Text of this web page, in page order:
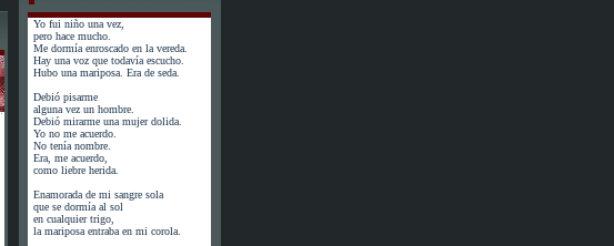
Yo fui niño una vez,
pero hace mucho.
Me dormía enroscado en la vereda.
Hay una voz que todavía escucho.
Hubo una mariposa. Era de seda.
Debió pisarme
alguna vez un hombre.
Debió mirarme una mujer dolida.
Yo no me acuerdo.
No tenía nombre.
Era, me acuerdo,
como liebre herida.
Enamorada de mi sangre sola
que se dormía al sol
en cualquier trigo,
la mariposa entraba en mi corola.